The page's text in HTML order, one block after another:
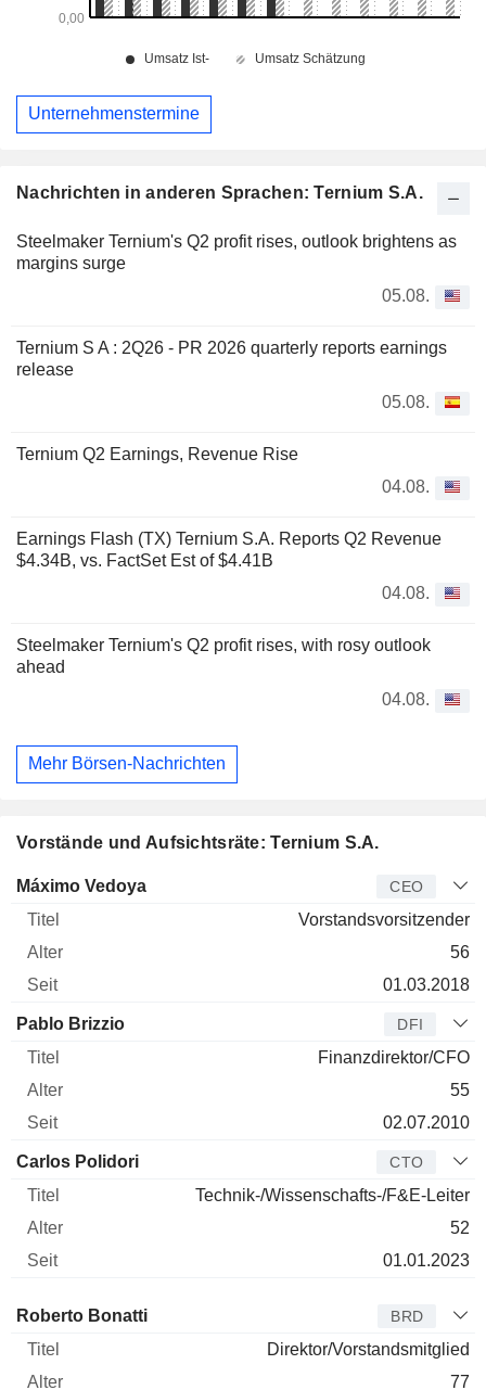
Nachrichten in anderen Sprachen: Ternium S.A.
Steelmaker Ternium's Q2 profit rises, outlook brightens as
margins surge
05.08.
Ternium S A : 2Q26 - PR 2026 quarterly reports earnings
release
05.08.
Ternium Q2 Earnings, Revenue Rise
04.08.
Earnings Flash (TX) Ternium S.A. Reports Q2 Revenue
$4.34B, vs. FactSet Est of $4.41B
04.08.
Steelmaker Ternium's Q2 profit rises, with rosy outlook
ahead
04.08.
Mehr Börsen-Nachrichten
Vorstände und Aufsichtsräte: Ternium S.A.
Manager Titel Alter
Máximo Vedoya CEO
Vorstandsvorsitzender
56
01.03.2018
Pablo Brizzio DFI
Finanzdirektor/CFO
55
02.07.2010
Carlos Polidori CTO
Technik-/Wissenschafts-/F&E-Leiter
52
01.01.2023
Verwaltungsratsmitglied
Roberto Bonatti BRD
Direktor/Vorstandsmitglied
77
Unternehmenstermine